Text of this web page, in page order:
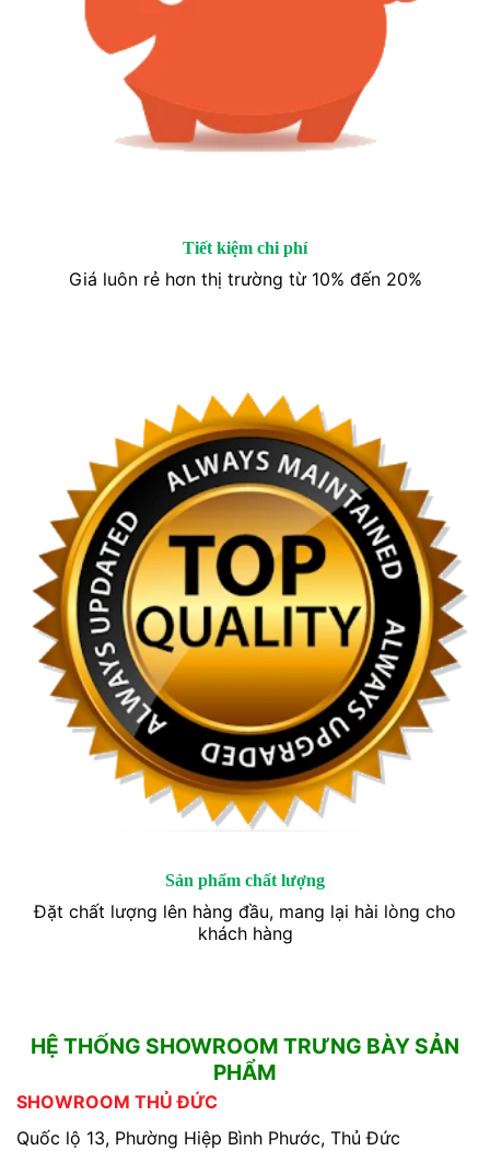
Tiết kiệm chi phí
Giá luôn rẻ hơn thị trường từ 10% đến 20%
Sản phẩm chất lượng
Đặt chất lượng lên hàng đầu, mang lại hài lòng cho
khách hàng
HỆ THỐNG SHOWROOM TRƯNG BÀY SẢN
PHẨM
SHOWROOM THỦ ĐỨC
Quốc lộ 13, Phường Hiệp Bình Phước, Thủ Đức